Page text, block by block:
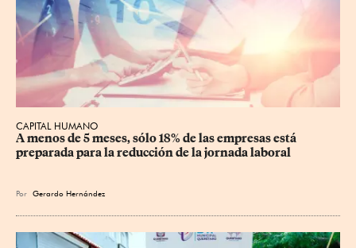
CAPITAL HUMANO
A menos de 5 meses, sólo 18% de las empresas está
preparada para la reducción de la jornada laboral
Por Gerardo Hernández